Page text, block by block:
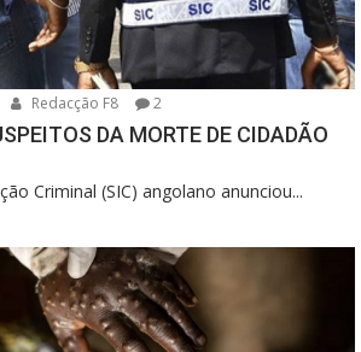
Redacção F8 2
DA MORTE DE CIDADÃO
Criminal (SIC) angolano anunciou...